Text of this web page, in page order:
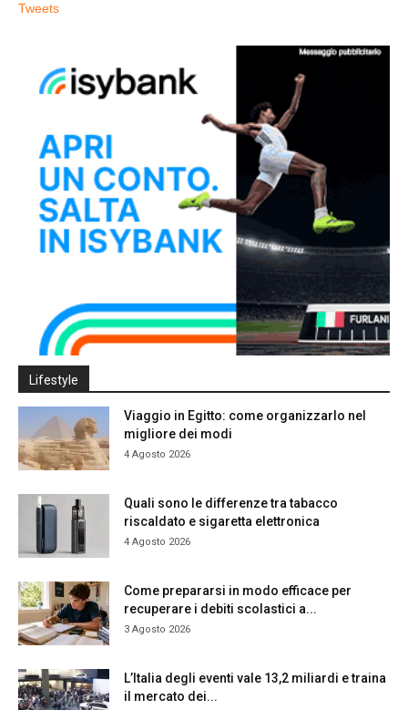
Tweets
Lifestyle
Viaggio in Egitto: come organizzarlo nel
migliore dei modi
4 Agosto 2026
Quali sono le differenze tra tabacco
riscaldato e sigaretta elettronica
4 Agosto 2026
Come prepararsi in modo efficace per
recuperare i debiti scolastici a...
3 Agosto 2026
L’Italia degli eventi vale 13,2 miliardi e traina
il mercato dei...